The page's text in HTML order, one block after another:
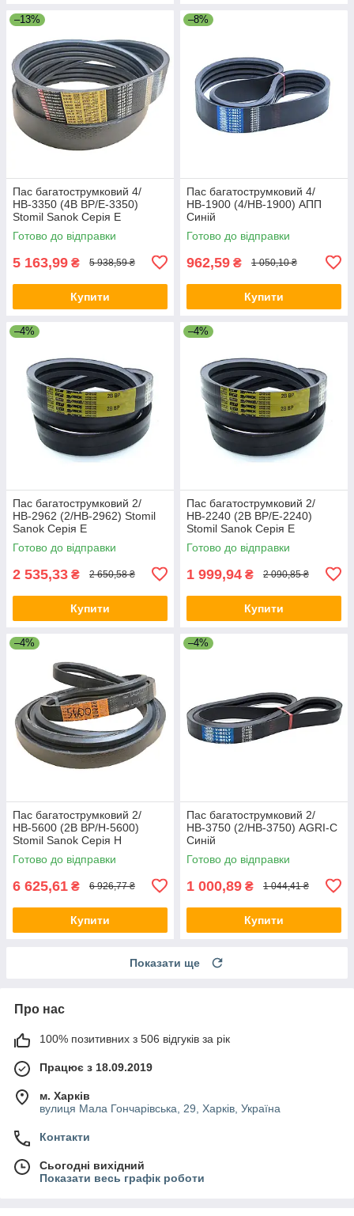
–13%
Пас багатострумковий 4/
НВ-3350 (4B BP/E-3350)
Stomil Sanok Серія E
Готово до відправки
5 163,99 ₴ 5 938,59 ₴
Купити
–8%
Пас багатострумковий 4/
НВ-1900 (4/HB-1900) АПП
Синій
Готово до відправки
962,59 ₴ 1 050,10 ₴
Купити
–4%
Пас багатострумковий 2/
НВ-2962 (2/HB-2962) Stomil
Sanok Серія E
Готово до відправки
2 535,33 ₴ 2 650,58 ₴
Купити
–4%
Пас багатострумковий 2/
НВ-2240 (2B BP/E-2240)
Stomil Sanok Серія E
Готово до відправки
1 999,94 ₴ 2 090,85 ₴
Купити
–4%
Пас багатострумковий 2/
НВ-5600 (2B BP/H-5600)
Stomil Sanok Серія H
Готово до відправки
6 625,61 ₴ 6 926,77 ₴
Купити
–4%
Пас багатострумковий 2/
НВ-3750 (2/HB-3750) AGRI-C
Синій
Готово до відправки
1 000,89 ₴ 1 044,41 ₴
Купити
Показати ще
Про нас
100% позитивних з 506 відгуків за рік
Працює з 18.09.2019
м. Харків
вулиця Мала Гончарівська, 29, Харків, Україна
Контакти
Сьогодні вихідний
Показати весь графік роботи